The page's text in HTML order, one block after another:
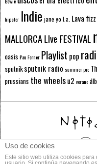
hipster Indie jane yo l.a. Lava fizz
MALLORCA LIve FESTIVAL
oasis Pau Forner Playlist pop
sputnik sputnik radio summer pie
prussians the wheelsu2 verano
Uso de cookies
Este sitio web utiliza cookies